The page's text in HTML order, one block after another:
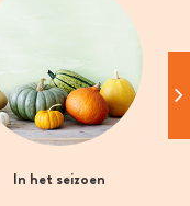
In het seizoen